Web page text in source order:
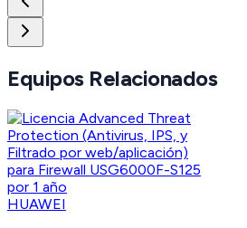
Equipos Relacionados
HUAWEI